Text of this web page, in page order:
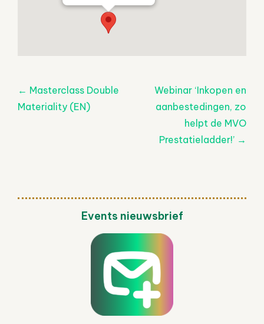
Post
navigatie
← Masterclass Double
Materiality (EN)
Webinar ‘Inkopen en
aanbestedingen, zo
helpt de MVO
Prestatieladder!’ →
Events nieuwsbrief